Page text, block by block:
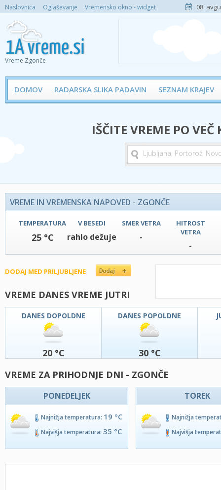
Naslovnica Oglaševanje Vremensko okno - widget 08.
Vreme Zgonče
DOMOV RADARSKA SLIKA PADAVIN SEZNAM KRAJEV
IŠČITE VREME PO
VREME IN VREMENSKA NAPOVED - ZGONČE
TEMPERATURA
25 °C
V BESEDI
rahlo dežuje
SMER VETRA
-
HITROST
VETRA
-
DODAJ MED PRILJUBLJENE
VREME DANES VREME JUTRI
DANES DOPOLDNE
20 °C
DANES POPOLDNE
30 °C
VREME ZA PRIHODNJE DNI - ZGONČE
PONEDELJEK
Najnižja temperatura: 19 °C
Najvišja temperatura: 35 °C
TOREK
Najnižja
Najvišja